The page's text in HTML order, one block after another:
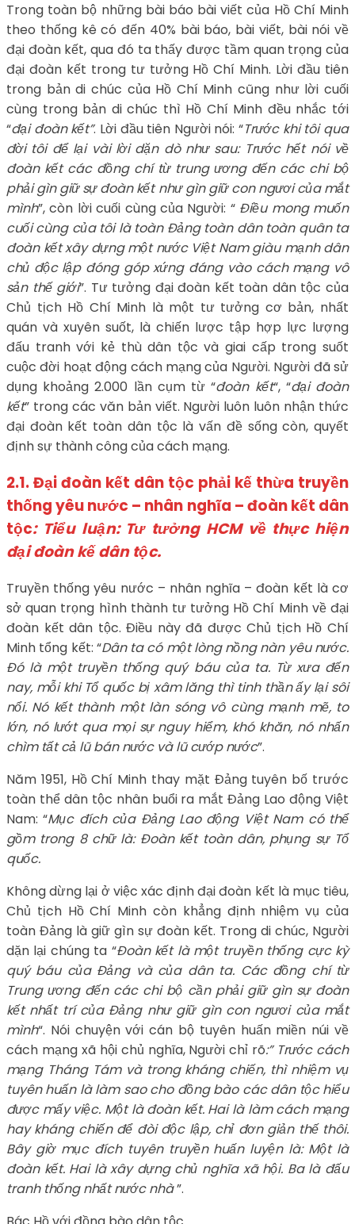
Trong toàn bộ những bài báo bài viết của Hồ Chí Minh
theo thống kê có đến 40% bài báo, bài viết, bài nói về
đại đoàn kết, qua đó ta thấy được tầm quan trọng của
đại đoàn kết trong tư tưởng Hồ Chí Minh. Lời đầu tiên
trong bản di chúc của Hồ Chí Minh cũng như lời cuối
cùng trong bản di chúc thì Hồ Chí Minh đều nhắc tới
“đại đoàn kết”. Lời đầu tiên Người nói: “Trước khi tôi qua
đời tôi để lại vài lời dặn dò như sau: Trước hết nói về
đoàn kết các đồng chí từ trung ương đến các chi bộ
phải gìn giữ sự đoàn kết như gìn giữ con ngươi của mắt
mình”, còn lời cuối cùng của Người: “ Điều mong muốn
cuối cùng của tôi là toàn Đảng toàn dân toàn quân ta
đoàn kết xây dựng một nước Việt Nam giàu mạnh dân
chủ độc lập đóng góp xứng đáng vào cách mạng vô
sản thế giới”. Tư tưởng đại đoàn kết toàn dân tộc của
Chủ tịch Hồ Chí Minh là một tư tưởng cơ bản, nhất
quán và xuyên suốt, là chiến lược tập hợp lực lượng
đấu tranh với kẻ thù dân tộc và giai cấp trong suốt
cuộc đời hoạt động cách mạng của Người. Người đã sử
dụng khoảng 2.000 lần cụm từ “đoàn kết“, “đại đoàn
kết” trong các văn bản viết. Người luôn luôn nhận thức
đại đoàn kết toàn dân tộc là vấn đề sống còn, quyết
định sự thành công của cách mạng.
2.1. Đại đoàn kết dân tộc phải kế thừa truyền
thống yêu nước – nhân nghĩa – đoàn kết dân
tộc: Tiểu luận: Tư tưởng HCM về thực hiện
đại đoàn kế dân tộc.
Truyền thống yêu nước – nhân nghĩa – đoàn kết là cơ
sở quan trọng hình thành tư tưởng Hồ Chí Minh về đại
đoàn kết dân tộc. Điều này đã được Chủ tịch Hồ Chí
Minh tổng kết: “Dân ta có một lòng nồng nàn yêu nước.
Đó là một truyền thống quý báu của ta. Từ xưa đến
nay, mỗi khi Tổ quốc bị xâm lăng thì tinh thần ấy lại sôi
nổi. Nó kết thành một làn sóng vô cùng mạnh mẽ, to
lớn, nó lướt qua mọi sự nguy hiểm, khó khăn, nó nhấn
chìm tất cả lũ bán nước và lũ cướp nước”.
Năm 1951, Hồ Chí Minh thay mặt Đảng tuyên bố trước
toàn thể dân tộc nhân buổi ra mắt Đảng Lao động Việt
Nam: “Mục đích của Đảng Lao động Việt Nam có thể
gồm trong 8 chữ là: Đoàn kết toàn dân, phụng sự Tổ
quốc.
Không dừng lại ở việc xác định đại đoàn kết là mục tiêu,
Chủ tịch Hồ Chí Minh còn khẳng định nhiệm vụ của
toàn Đảng là giữ gìn sự đoàn kết. Trong di chúc, Người
dặn lại chúng ta “Đoàn kết là một truyền thống cực kỳ
quý báu của Đảng và của dân ta. Các đồng chí từ
Trung ương đến các chi bộ cần phải giữ gìn sự đoàn
kết nhất trí của Đảng như giữ gìn con ngươi của mắt
mình“. Nói chuyện với cán bộ tuyên huấn miền núi về
cách mạng xã hội chủ nghĩa, Người chỉ rõ:” Trước cách
mạng Tháng Tám và trong kháng chiến, thì nhiệm vụ
tuyên huấn là làm sao cho đồng bào các dân tộc hiểu
được mấy việc. Một là đoàn kết. Hai là làm cách mạng
hay kháng chiến để đòi độc lập, chỉ đơn giản thế thôi.
Bây giờ mục đích tuyên truyền huấn luyện là: Một là
đoàn kết. Hai là xây dựng chủ nghĩa xã hội. Ba là đấu
tranh thống nhất nước nhà”.